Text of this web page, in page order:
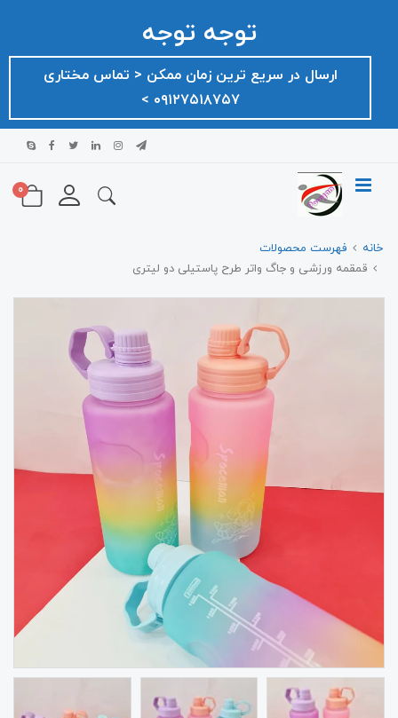
توجه توجه
ارسال در سریع ترین زمان ممکن ‌< تماس مختاری
۰۹۱۲۷۵۱۸۷۵۷ >
0
خانه
فهرست محصولات
قمقمه ورزشی و جاگ واتر طرح پاستیلی دو لیتری